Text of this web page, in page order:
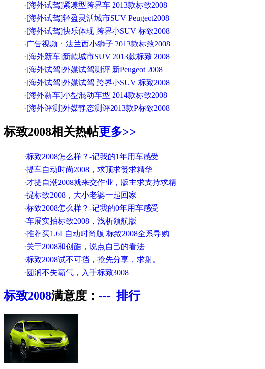
·[海外试驾]紧凑型跨界车 2013款标致2008
·[海外试驾]轻盈灵活城市SUV Peugeot2008
·[海外试驾]快乐体现 跨界小SUV 标致2008
·广告视频：法兰西小狮子 2013款标致2008
·[海外新车]新款城市SUV 2013款标致 2008
·[海外试驾]外媒试驾测评 新Peugeot 2008
·[海外试驾]外媒试驾 跨界小SUV 标致2008
·[海外新车]小型混动车型 2014款标致2008
·[海外评测]外媒静态测评2013款P标致2008
标致2008相关热帖更多>>
·标致2008怎么样？-记我的1年用车感受
·提车自动时尚2008，求顶求赞求精华
·才提自潮2008就来交作业，版主求支持求精
·提标致2008，大小老婆一起回家
·标致2008怎么样？-记我的0年用车感受
·车展实拍标致2008，浅析领航版
·推荐买1.6L自动时尚版 标致2008全系导购
·关于2008和创酷，说点自己的看法
·标致2008试不可挡，抢先分享，求射。
·圆润不失霸气，入手标致3008
标致2008满意度： --- 排行